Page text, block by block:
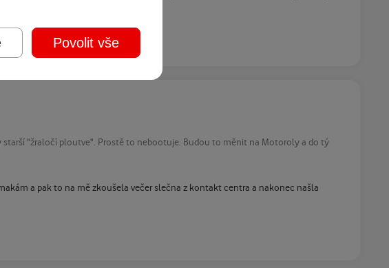
"žraločí ploutve". Prostě to nebootuje. Budou to měnit na Motoroly a do tý
a pak to na mě zkoušela večer slečna z kontakt centra a nakonec našla
Povolit vše